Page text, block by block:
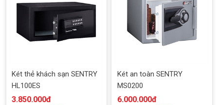
Két thẻ khách sạn SENTRY
HL100ES
3.850.000đ
Két an toàn SENTRY
MS0200
6.000.000đ